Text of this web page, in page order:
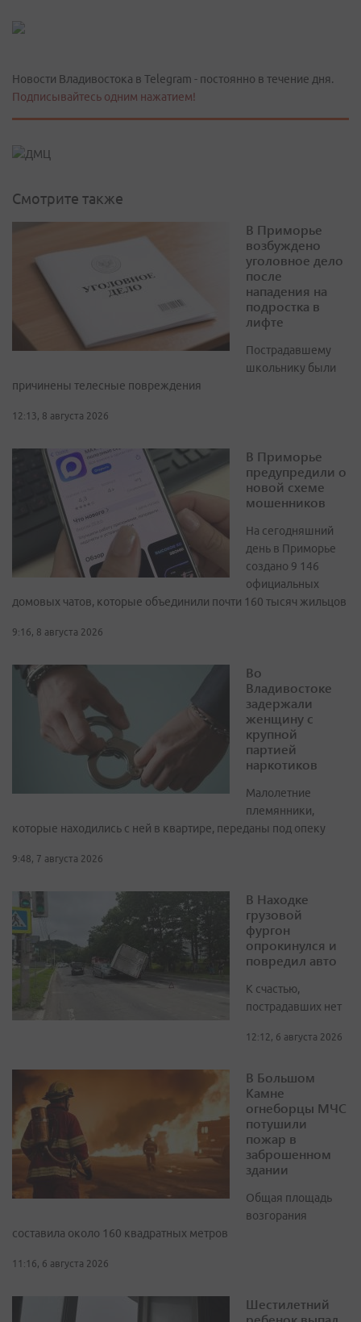
Новости Владивостока в Telegram - постоянно в течение дня.
Подписывайтесь одним нажатием!
Смотрите также
В Приморье
возбуждено
уголовное дело
после
нападения на
подростка в
лифте
Пострадавшему
школьнику были
причинены телесные повреждения
12:13, 8 августа 2026
В Приморье
предупредили о
новой схеме
мошенников
На сегодняшний
день в Приморье
создано 9 146
официальных
домовых чатов, которые объединили почти 160 тысяч жильцов
9:16, 8 августа 2026
Во
Владивостоке
задержали
женщину с
крупной
партией
наркотиков
Малолетние
племянники,
которые находились с ней в квартире, переданы под опеку
9:48, 7 августа 2026
В Находке
грузовой
фургон
опрокинулся и
повредил авто
К счастью,
пострадавших нет
12:12, 6 августа 2026
В Большом
Камне
огнеборцы МЧС
потушили
пожар в
заброшенном
здании
Общая площадь
возгорания
составила около 160 квадратных метров
11:16, 6 августа 2026
Шестилетний